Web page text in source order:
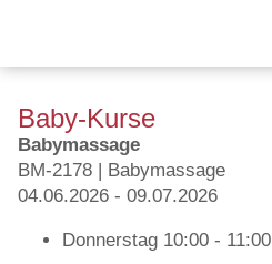
Login
Baby-Kurse
Babymassage
BM-2178 | Babymassage
04.06.2026 - 09.07.2026
Donnerstag 10:00 - 11:00